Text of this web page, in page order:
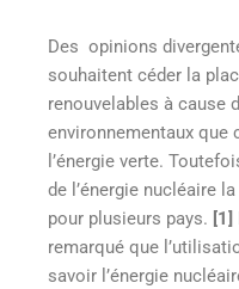
Des opinions
souhaitent céder la
renouvelables à cause
environnementaux que
l’énergie verte.
de l’énergie nucléaire
pour plusieurs pays. [1]
remarqué que
savoir l’énergie